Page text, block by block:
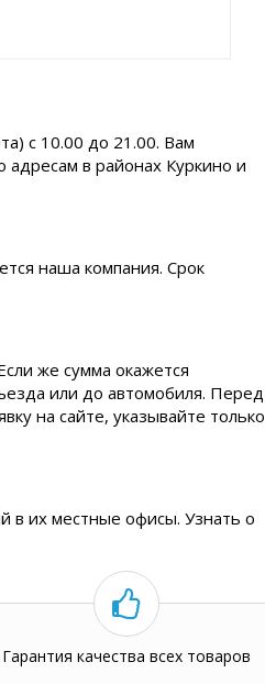
с 10.00 до 21.00. Вам
в районах Куркино и
наша компания. Срок
же сумма окажется
или до автомобиля. Перед
на сайте, указывайте только
в их местные офисы. Узнать о
Гарантия качества всех товаров